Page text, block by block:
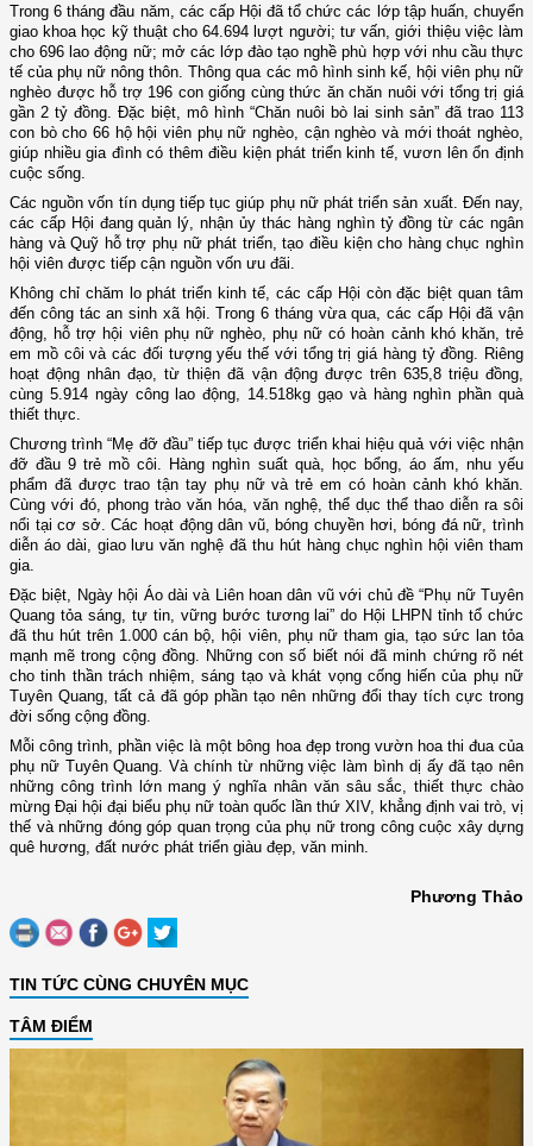
Trong 6 tháng đầu năm, các cấp Hội đã tổ chức các lớp tập huấn, chuyển
giao khoa học kỹ thuật cho 64.694 lượt người; tư vấn, giới thiệu việc làm
cho 696 lao động nữ; mở các lớp đào tạo nghề phù hợp với nhu cầu thực
tế của phụ nữ nông thôn. Thông qua các mô hình sinh kế, hội viên phụ nữ
nghèo được hỗ trợ 196 con giống cùng thức ăn chăn nuôi với tổng trị giá
gần 2 tỷ đồng. Đặc biệt, mô hình “Chăn nuôi bò lai sinh sản” đã trao 113
con bò cho 66 hộ hội viên phụ nữ nghèo, cận nghèo và mới thoát nghèo,
giúp nhiều gia đình có thêm điều kiện phát triển kinh tế, vươn lên ổn định
cuộc sống.
Các nguồn vốn tín dụng tiếp tục giúp phụ nữ phát triển sản xuất. Đến nay,
các cấp Hội đang quản lý, nhận ủy thác hàng nghìn tỷ đồng từ các ngân
hàng và Quỹ hỗ trợ phụ nữ phát triển, tạo điều kiện cho hàng chục nghìn
hội viên được tiếp cận nguồn vốn ưu đãi.
Không chỉ chăm lo phát triển kinh tế, các cấp Hội còn đặc biệt quan tâm
đến công tác an sinh xã hội. Trong 6 tháng vừa qua, các cấp Hội đã vận
động, hỗ trợ hội viên phụ nữ nghèo, phụ nữ có hoàn cảnh khó khăn, trẻ
em mồ côi và các đối tượng yếu thế với tổng trị giá hàng tỷ đồng. Riêng
hoạt động nhân đạo, từ thiện đã vận động được trên 635,8 triệu đồng,
cùng 5.914 ngày công lao động, 14.518kg gạo và hàng nghìn phần quà
thiết thực.
Chương trình “Mẹ đỡ đầu” tiếp tục được triển khai hiệu quả với việc nhận
đỡ đầu 9 trẻ mồ côi. Hàng nghìn suất quà, học bổng, áo ấm, nhu yếu
phẩm đã được trao tận tay phụ nữ và trẻ em có hoàn cảnh khó khăn.
Cùng với đó, phong trào văn hóa, văn nghệ, thể dục thể thao diễn ra sôi
nổi tại cơ sở. Các hoạt động dân vũ, bóng chuyền hơi, bóng đá nữ, trình
diễn áo dài, giao lưu văn nghệ đã thu hút hàng chục nghìn hội viên tham
gia.
Đặc biệt, Ngày hội Áo dài và Liên hoan dân vũ với chủ đề “Phụ nữ Tuyên
Quang tỏa sáng, tự tin, vững bước tương lai” do Hội LHPN tỉnh tổ chức
đã thu hút trên 1.000 cán bộ, hội viên, phụ nữ tham gia, tạo sức lan tỏa
mạnh mẽ trong cộng đồng. Những con số biết nói đã minh chứng rõ nét
cho tinh thần trách nhiệm, sáng tạo và khát vọng cống hiến của phụ nữ
Tuyên Quang, tất cả đã góp phần tạo nên những đổi thay tích cực trong
đời sống cộng đồng.
Mỗi công trình, phần việc là một bông hoa đẹp trong vườn hoa thi đua của
phụ nữ Tuyên Quang. Và chính từ những việc làm bình dị ấy đã tạo nên
những công trình lớn mang ý nghĩa nhân văn sâu sắc, thiết thực chào
mừng Đại hội đại biểu phụ nữ toàn quốc lần thứ XIV, khẳng định vai trò, vị
thế và những đóng góp quan trọng của phụ nữ trong công cuộc xây dựng
quê hương, đất nước phát triển giàu đẹp, văn minh.
Phương Thảo
TIN TỨC CÙNG CHUYÊN MỤC
TÂM ĐIỂM